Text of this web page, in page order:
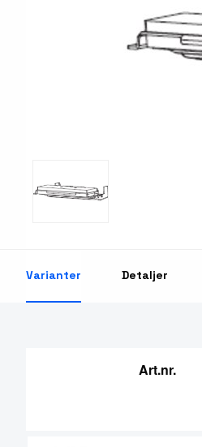
Kringutrustning
RFID Etiketter
RFID Streckkodsläsare
Laseretikett på A4-ark
Varianter Detaljer
Art.nr.